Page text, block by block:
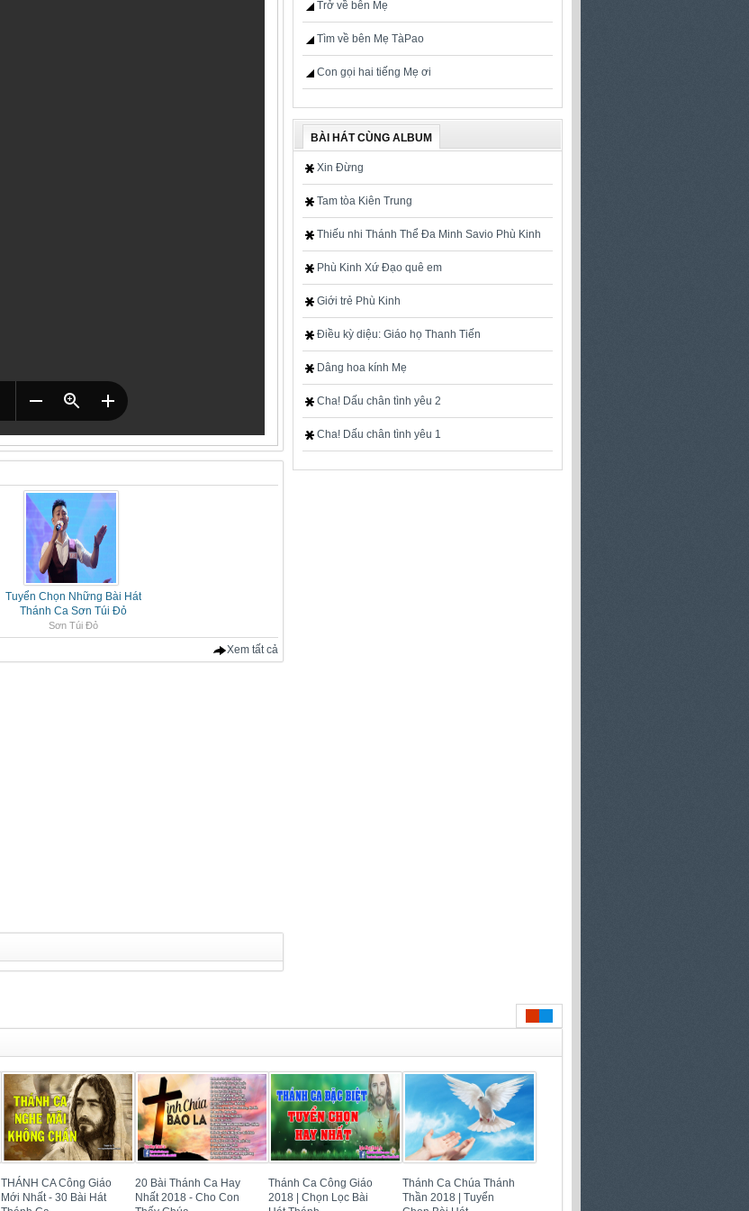
Tuyển Chọn Những Bài Hát
Thánh Ca Sơn Túi Đỏ
Sơn Túi Đỏ
Xem tất cả
Trở về bên Mẹ
Tìm về bên Mẹ TàPao
Con gọi hai tiếng Mẹ ơi
BÀI HÁT CÙNG ALBUM
Xin Đừng
Tam tòa Kiên Trung
Thiếu nhi Thánh Thể Đa Minh Savio Phù Kinh
Phù Kinh Xứ Đạo quê em
Giới trẻ Phù Kinh
Điều kỳ diệu: Giáo họ Thanh Tiến
Dâng hoa kính Mẹ
Cha! Dấu chân tình yêu 2
Cha! Dấu chân tình yêu 1
THÁNH CA Công Giáo
Mới Nhất - 30 Bài Hát
20 Bài Thánh Ca Hay
Nhất 2018 - Cho Con
Thánh Ca Công Giáo
2018 | Chọn Lọc Bài
Thánh Ca Chúa Thánh
Thần 2018 | Tuyển